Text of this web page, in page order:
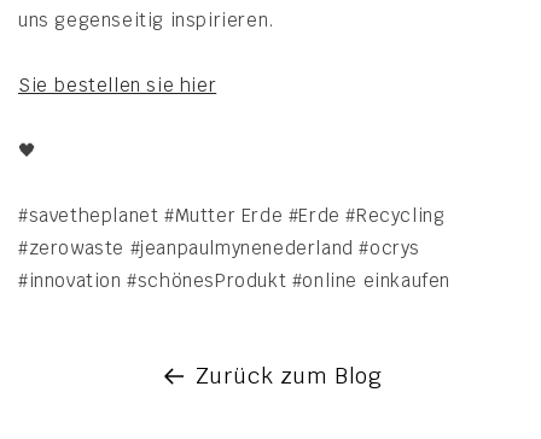
uns gegenseitig inspirieren.
Sie bestellen sie hier
🖤
#savetheplanet #Mutter Erde #Erde #Recycling
#zerowaste #jeanpaulmynenederland #ocrys
#innovation #schönesProdukt #online einkaufen
Zurück zum Blog